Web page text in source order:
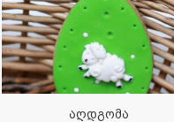
აღდგომა